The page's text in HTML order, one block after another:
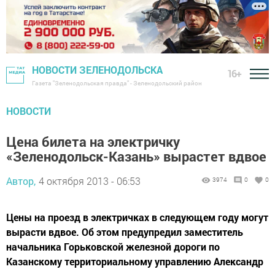
НОВОСТИ ЗЕЛЕНОДОЛЬСКА
Газета "Зеленодольская правда" - Зеленодольский район
16+
НОВОСТИ
Цена билета на электричку
«Зеленодольск-Казань» вырастет вдвое
Автор, 4 октября 2013 - 06:53 3974 0 0
Цены на проезд в электричках в следующем году могут
вырасти вдвое. Об этом предупредил заместитель
начальника Горьковской железной дороги по
Казанскому территориальному управлению Александр